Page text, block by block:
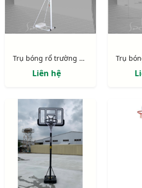
Trụ bóng rổ trường học 801827
Liên hệ